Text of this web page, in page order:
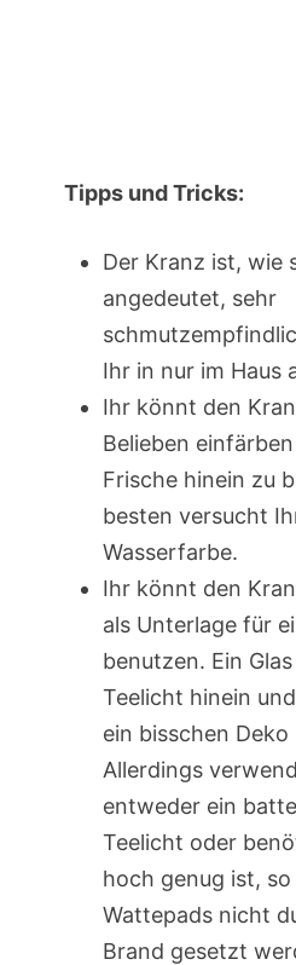
Tipps und Tricks:
Der Kranz ist, wie
angedeutet, sehr
Ihr in nur im Haus
Ihr könnt den
Belieben
Frische hinein zu
besten versucht
Wasserfarbe.
Ihr könnt den
als Unterlage für
benutzen. Ein
Teelicht hinein
ein bisschen
Allerdings
entweder ein
Teelicht oder
hoch genug ist, so
Wattepads nicht
Brand gesetzt